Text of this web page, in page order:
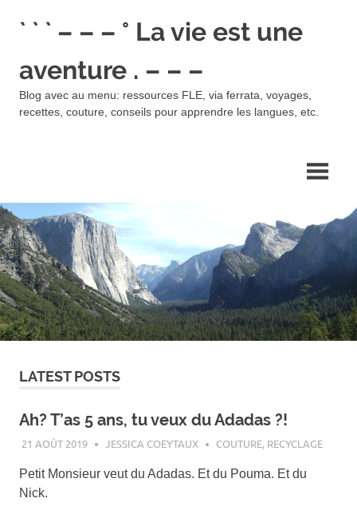
` ` ` – – – ° La vie est une
aventure . – – –
Blog avec au menu: ressources FLE, via ferrata, voyages,
recettes, couture, conseils pour apprendre les langues, etc.
LATEST POSTS
Ah? T’as 5 ans, tu veux du Adadas ?!
21 AOÛT 2019 JESSICA COEYTAUX COUTURE, RECYCLAGE
Petit Monsieur veut du Adadas. Et du Pouma. Et du
Nick.